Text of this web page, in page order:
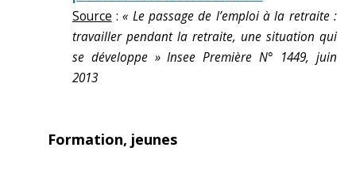
Source :« Le passage de l’emploi à la retraite :
travailler pendant la retraite, une situation qui
se développe » Insee Première N° 1449, juin
2013
Formation, jeunes